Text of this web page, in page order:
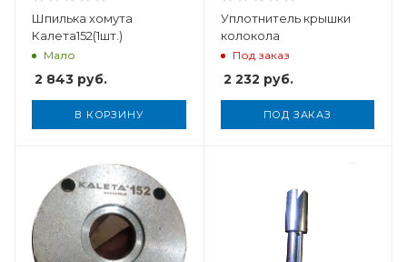
Шпилька хомута
Калета152(1шт.)
Мало
2 843 руб.
В КОРЗИНУ
Уплотнитель крышки
колокола
Под заказ
2 232 руб.
ПОД ЗАКАЗ
Вес, кг
0,095